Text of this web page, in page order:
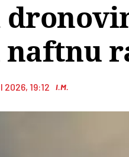
naftnu
2026, 19:12 I.M.